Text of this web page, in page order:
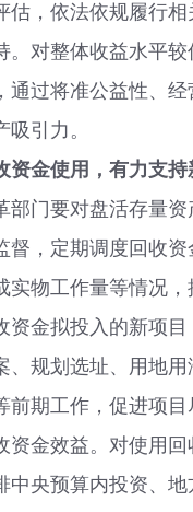
估，依法依规履行相
。对整体收益水平较
通过将准公益性、
引力。
资金使用，有力支
门要对盘活存量资
督，定期调度回收
实物工作量等情况
资金拟投入的新项
、规划选址、用地用
前期工作，促进项目
资金效益。对使用回
中央预算内投资、地